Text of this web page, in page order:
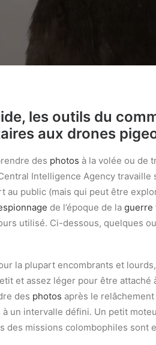
les outils du
aux drones
des photos à la volée ou de
Intelligence Agency travaille
au public (mais qui peut être
de l’époque de la guerre
utilisé. Ci-dessous, quelques
la plupart encombrants et
et assez léger pour être attaché
des photos après le
à un intervalle défini. Un petit
des missions colombophiles sont